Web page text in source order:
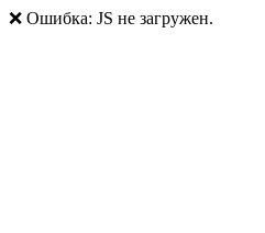
❌ Ошибка: JS не загружен.